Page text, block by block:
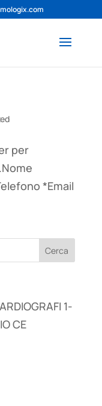
per
*Email
1-
CE